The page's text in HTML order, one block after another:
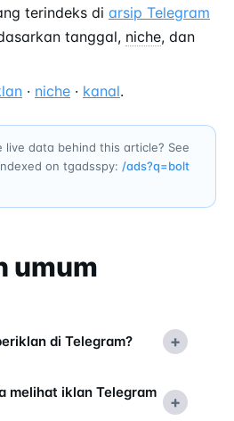
terindeks di arsip Telegram
tanggal, niche, dan
· niche · kanal.
live data behind this article? See
on tgadsspy: /ads?q=bolt
umum
di Telegram? +
melihat iklan Telegram
+